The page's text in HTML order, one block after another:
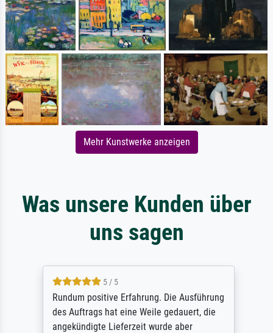
Mehr Kunstwerke anzeigen
Was unsere Kunden über
uns sagen
5 / 5
Rundum positive Erfahrung. Die Ausführung
des Auftrags hat eine Weile gedauert, die
angekündigte Lieferzeit wurde aber